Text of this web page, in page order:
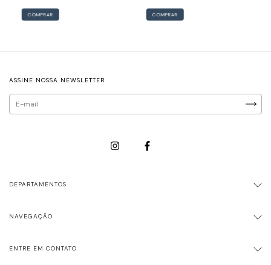
COMPRAR COMPRAR
ASSINE NOSSA NEWSLETTER
DEPARTAMENTOS
NAVEGAÇÃO
ENTRE EM CONTATO